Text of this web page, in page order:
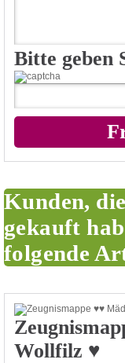
Bitte geben
Kunden,
gekauft
folgende
Wollfilz ♥